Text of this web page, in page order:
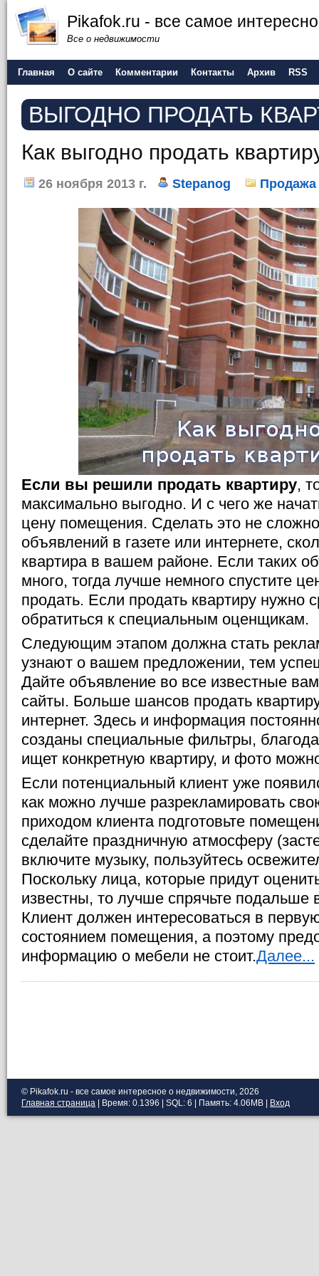
Pikafok.ru - все самое
Все о недвижимости
Главная О сайте Комментарии Контакты Архив RSS
ВЫГОДНО ПРОДАТЬ
Как выгодно продать
26 ноября 2013 г. Stepanog Продажа
Если вы решили продать квартиру,
максимально выгодно. И с чего же
цену помещения. Сделать это не
объявлений в газете или интернете,
квартира в вашем районе. Если таких
много, тогда лучше немного спустите
продать. Если продать квартиру нужно
обратиться к специальным оценщикам.
Следующим этапом должна стать
узнают о вашем предложении, тем
Дайте объявление во все известные
сайты. Больше шансов продать
интернет. Здесь и информация
созданы специальные фильтры,
ищет конкретную квартиру, и фото
Если потенциальный клиент уже
как можно лучше разрекламировать
приходом клиента подготовьте
сделайте праздничную атмосферу
включите музыку, пользуйтесь
Поскольку лица, которые придут
известны, то лучше спрячьте
Клиент должен интересоваться в
состоянием помещения, а поэтому
информацию о мебели не стоит.Далее...
© Pikafok.ru - все самое интересное о недвижимости, 2026
Главная страница | Время: 0.1396 | SQL: 6 | Память: 4.06MB Вход